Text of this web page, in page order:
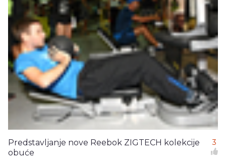
Predstavljanje nove Reebok ZIGTECH kolekcije
obuće
3